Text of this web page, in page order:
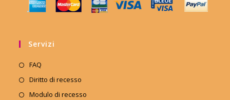
Servizi
FAQ
Diritto di recesso
Modulo di recesso